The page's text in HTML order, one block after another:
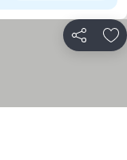
Partilhar